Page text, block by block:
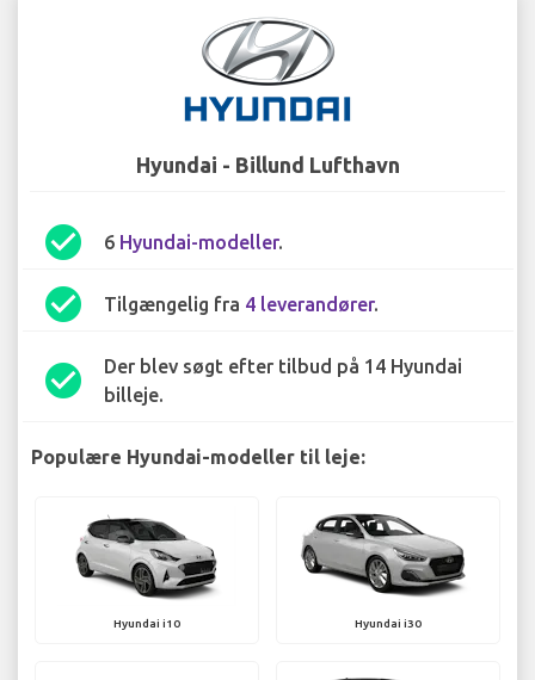
Hyundai - Billund Lufthavn
check_circle 6 Hyundai-modeller.
check_circle Tilgængelig fra 4 leverandører.
check_circle
Der blev søgt efter tilbud på 14 Hyundai
billeje.
Populære Hyundai-modeller til leje:
Hyundai i10 Hyundai i30